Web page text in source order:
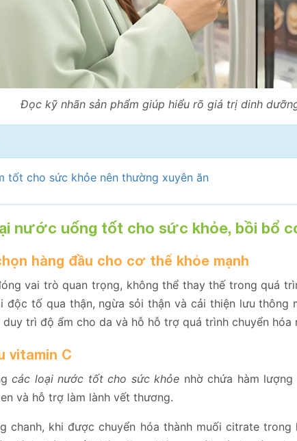
Đọc kỹ nhãn sản phẩm giúp hiểu rõ giá trị dinh
tốt cho sức khỏe nên thường xuyên ăn
nước uống tốt cho sức khỏe, bồi bổ
hàng đầu cho cơ thể khỏe mạnh
vai trò quan trọng, không thể thay thế trong quá
độc tố qua thận, ngừa sỏi thận và cải thiện lưu thông
trì độ ẩm cho da và hỗ hỗ trợ quá trình chuyển hóa
vitamin C
các loại nước tốt cho sức khỏe nhờ chứa hàm
và hỗ trợ làm lành vết thương.
chanh, khi được chuyển hóa thành muối citrate